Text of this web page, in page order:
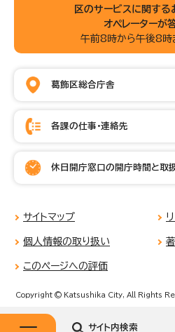
サイト内検索
区のサービスに関する
オペレーターが
午前8時から午後8時
葛飾区総合庁舎
各課の仕事・連絡先
休日開庁窓口の開庁時間と取
サイトマップ
個人情報の取り扱い
このページへの評価
Copyright © Katsushika City, All Rights